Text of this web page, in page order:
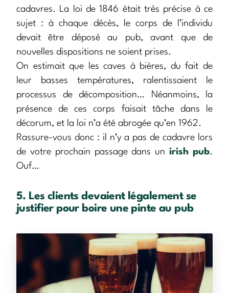
cadavres. La loi de 1846 était très précise à ce
sujet : à chaque décès, le corps de l’individu
devait être déposé au pub, avant que de
nouvelles dispositions ne soient prises.
On estimait que les caves à bières, du fait de
leur basses températures, ralentissaient le
processus de décomposition… Néanmoins, la
présence de ces corps faisait tâche dans le
décorum, et la loi n’a été abrogée qu’en 1962.
Rassure-vous donc : il n’y a pas de cadavre lors
de votre prochain passage dans unirish pub.
Ouf…
5. Les clients devaient légalement se
justifier pour boire une pinte au pub